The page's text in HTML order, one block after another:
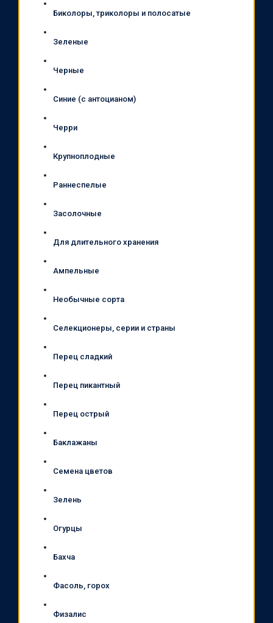
Биколоры, триколоры и полосатые
Зеленые
Черные
Синие (с антоцианом)
Черри
Крупноплодные
Раннеспелые
Засолочные
Для длительного хранения
Ампельные
Необычные сорта
Селекционеры, серии и страны
Перец сладкий
Перец пикантный
Перец острый
Баклажаны
Семена цветов
Зелень
Огурцы
Бахча
Фасоль, горох
Физалис